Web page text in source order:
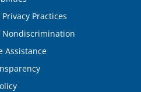
Practices
Nondiscrimination
Assistance